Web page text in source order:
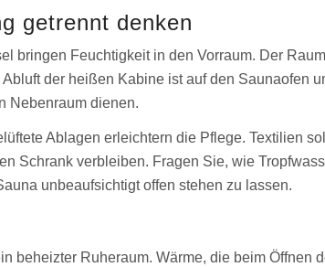
getrennt denken
bringen Feuchtigkeit in den Vorraum. Der
der heißen Kabine ist auf den Saunaofen
Nebenraum dienen.
Ablagen erleichtern die Pflege. Textilien
Schrank verbleiben. Fragen Sie, wie
unbeaufsichtigt offen stehen zu lassen.
beheizter Ruheraum. Wärme, die beim Öffnen